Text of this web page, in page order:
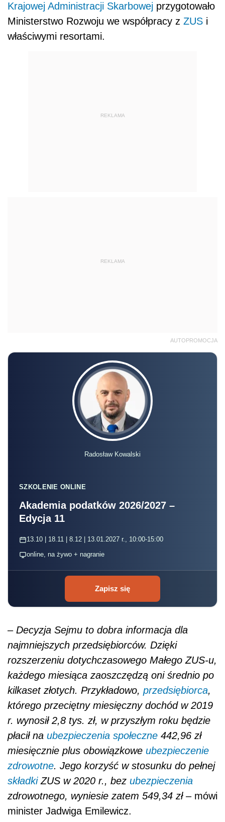
Krajowej Administracji Skarbowej przygotowało
Ministerstwo Rozwoju we współpracy z ZUS i
właściwymi resortami.
REKLAMA
REKLAMA
AUTOPROMOCJA
Radosław Kowalski
SZKOLENIE ONLINE
Akademia podatków 2026/2027 –
Edycja 11
13.10 | 18.11 | 8.12 | 13.01.2027 r., 10:00-15:00
online, na żywo + nagranie
Zapisz się
– Decyzja Sejmu to dobra informacja dla
najmniejszych przedsiębiorców. Dzięki
rozszerzeniu dotychczasowego Małego ZUS-u,
każdego miesiąca zaoszczędzą oni średnio po
kilkaset złotych. Przykładowo, przedsiębiorca,
którego przeciętny miesięczny dochód w 2019
r. wynosił 2,8 tys. zł, w przyszłym roku będzie
płacił na ubezpieczenia społeczne 442,96 zł
miesięcznie plus obowiązkowe ubezpieczenie
zdrowotne. Jego korzyść w stosunku do pełnej
składkiZUS w 2020 r., bez ubezpieczenia
zdrowotnego, wyniesie zatem 549,34 zł– mówi
minister Jadwiga Emilewicz.